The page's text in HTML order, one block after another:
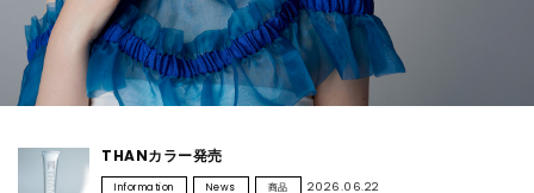
THANカラー発売
Information News 商品 2026.06.22
FOR SALON